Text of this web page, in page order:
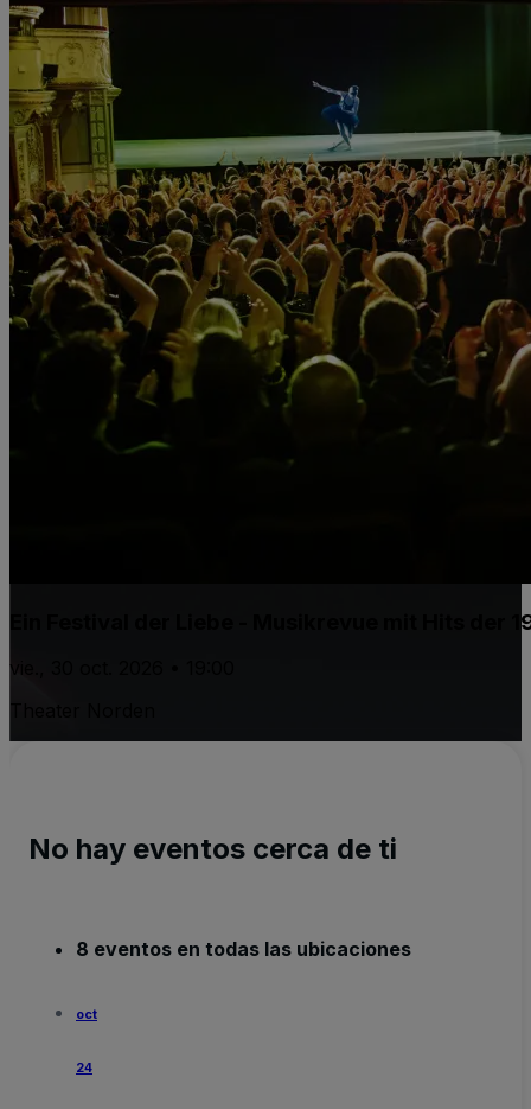
Ein Festival der Liebe - Musikrevue mit Hits der
vie., 30 oct. 2026 • 19:00
No hay eventos cerca de ti
8 eventos en todas las ubicaciones
oct
24